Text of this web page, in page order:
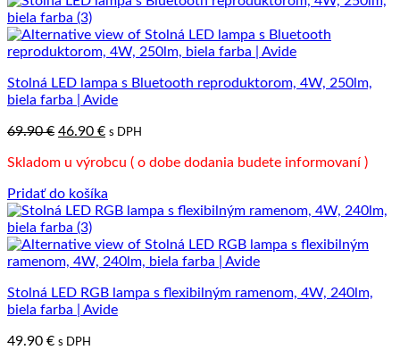
Stolná LED lampa s Bluetooth reproduktorom, 4W, 250lm,
biela farba | Avide
69.90€ Pôvodná
bola:
46.90 €Aktuálna
je:
s DPH
Skladom u výrobcu ( o dobe dodania budete informovaní )
Pridať do košíka
Stolná LED RGB lampa s flexibilným ramenom, 4W, 240lm,
biela farba | Avide
49.90 € s DPH